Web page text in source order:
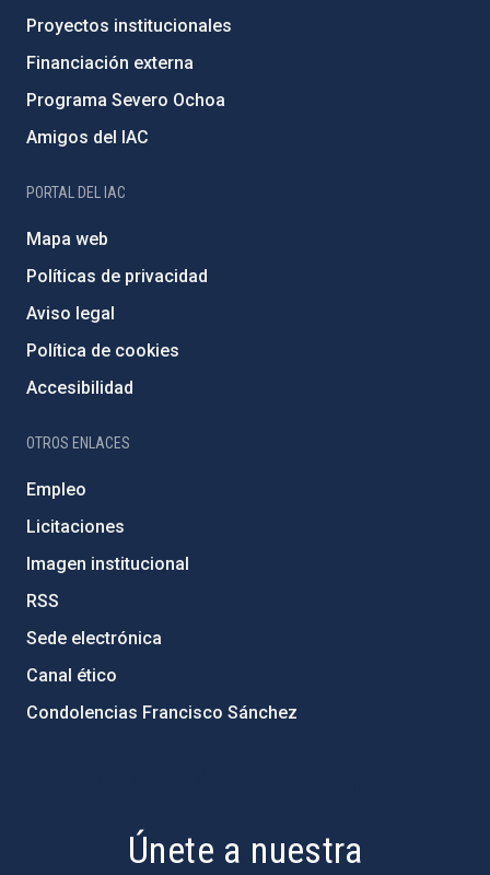
Proyectos institucionales
Financiación externa
Programa Severo Ochoa
Amigos del IAC
PORTAL DEL IAC
Mapa web
Políticas de privacidad
Aviso legal
Política de cookies
Accesibilidad
OTROS ENLACES
Empleo
Licitaciones
Imagen institucional
RSS
Sede electrónica
Canal ético
Condolencias Francisco Sánchez
Únete a nuestra